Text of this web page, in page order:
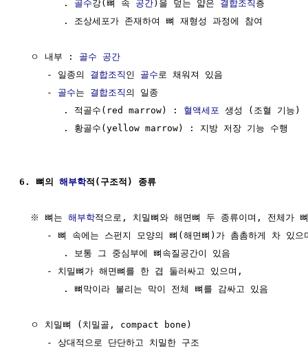
        .
골수강(뼈 속 공간)을 덮는 얇은 결합조직 층
        . 조상세포가 존재하여 뼈 재형성 과정에 참여
  ㅇ 내부 :
골수
공간
     - 일종의
결합조직 인 골수로 채워져 있음
     -
골수는 결합조직 의 일종
        . 적골수(red marrow) :
혈액세포 생성 (조혈 기능)
        . 황골수(yellow marrow) : 지방 저장 기능 수행
6. 뼈의 해부학적(구조적) 종류
  ※ 뼈는
해부학적으로, 치밀뼈와 해면뼈 두 종류이며, 전체가
- 뼈 속에는 스펀지 모양의 뼈(해면뼈)가 촘촘하게 차 있으
        . 보통 그 중심부에 뼈속질공간이 있음
     - 치밀뼈가 해면뼈를 한 겹 둘러싸고 있으며,
        . 뼈막이라 불리는 막이 전체 뼈를 감싸고 있음
  ㅇ 치밀뼈 (치밀골, compact bone)
     - 상대적으로 단단하고 치밀한 구조